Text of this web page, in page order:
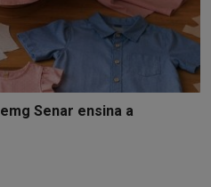
Senar ensina a